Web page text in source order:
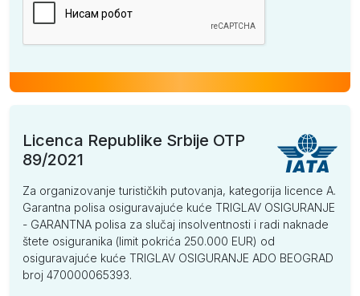
Licenca Republike Srbije OTP
89/2021
Za organizovanje turističkih putovanja, kategorija licence A.
Garantna polisa osiguravajuće kuće TRIGLAV OSIGURANJE
- GARANTNA polisa za slučaj insolventnosti i radi naknade
štete osiguranika (limit pokrića 250.000 EUR) od
osiguravajuće kuće TRIGLAV OSIGURANJE ADO BEOGRAD
broj 470000065393.